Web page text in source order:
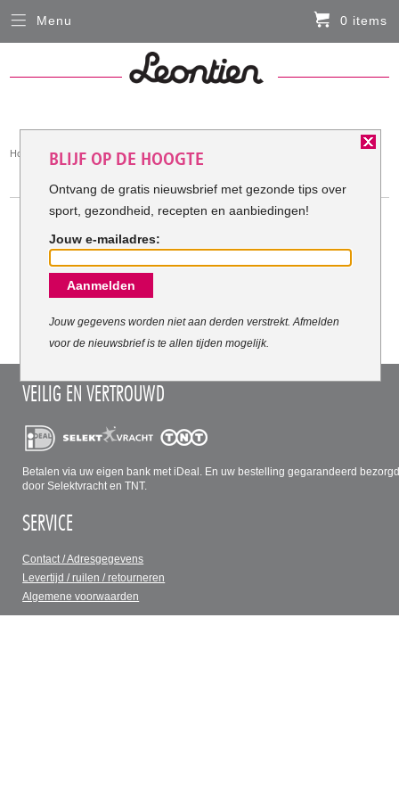
You
Home Hardloopkleding
HARDLOOPKLEDING
Meest verkochte Hardloopkleding:
Menu 0 items
VEILIG EN VERTROUWD
Betalen via uw eigen bank met iDeal. En uw bestelling gegarandeerd
door Selektvracht en TNT.
SERVICE
Contact / Adresgegevens
Levertijd / ruilen / retourneren
Algemene voorwaarden
Sluiten
FIETSKLEDING
SERVICE
Inloggen
Contact- en adresgegevens
Levertijd, retourneren, ruilen
BLIJF OP DE HOOGTE
Ontvang de gratis nieuwsbrief met gezonde tips over
sport, gezondheid, recepten en aanbiedingen!
Jouw e-mailadres:
Aanmelden
Jouw gegevens worden niet aan derden verstrekt. Afmelden
voor de nieuwsbrief is te allen tijden mogelijk.